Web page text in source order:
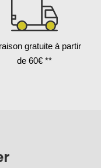
gratuite à partir
de 60€ **